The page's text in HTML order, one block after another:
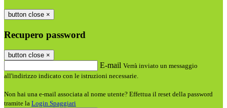
button close ×
Recupero password
button close ×
E-mail Verrà inviato un messaggio
all'indirizzo indicato con le istruzioni necessarie.
Non hai una e-mail associata al nome utente? Effettua il reset della password
tramite la Login Spaggiari